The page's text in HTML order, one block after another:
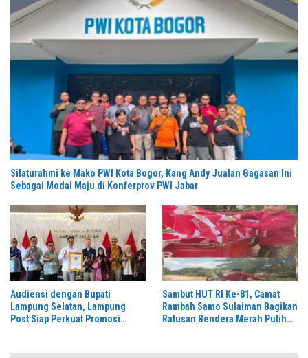
Silaturahmi ke Mako PWI Kota Bogor, Kang Andy Jualan Gagasan Ini
Sebagai Modal Maju di Konferprov PWI Jabar
Audiensi dengan Bupati
Lampung Selatan, Lampung
Post Siap Perkuat Promosi
Sambut HUT RI Ke-81, Camat
Rambah Samo Sulaiman Bagikan
Ratusan Bendera Merah Putih